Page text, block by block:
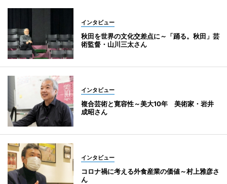
インタビュー
秋田を世界の文化交差点に～「踊る。秋田」芸
術監督・山川三太さん
インタビュー
複合芸術と寛容性～美大10年 美術家・岩井
成昭さん
インタビュー
コロナ禍に考える外食産業の価値～村上雅彦さ
ん